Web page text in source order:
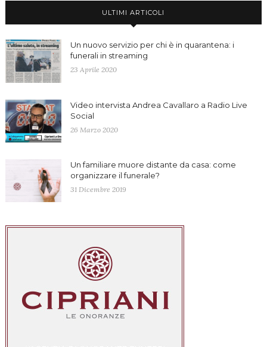
ULTIMI ARTICOLI
Un nuovo servizio per chi è in quarantena: i
funerali in streaming
23 Aprile 2020
Video intervista Andrea Cavallaro a Radio Live
Social
26 Marzo 2020
Un familiare muore distante da casa: come
organizzare il funerale?
31 Dicembre 2019